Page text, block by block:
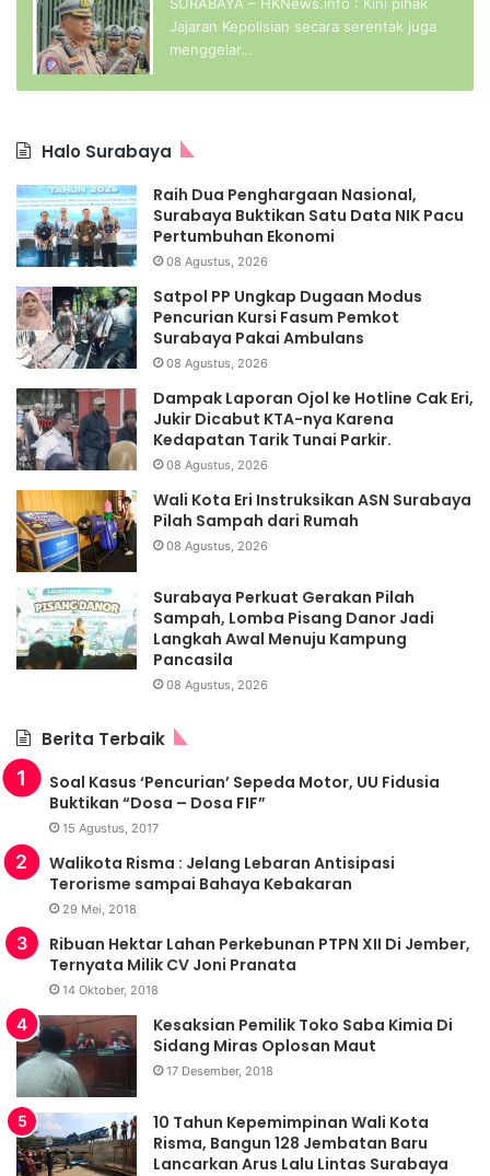
Jajaran Kepolisian secara serentak juga
menggelar…
Halo Surabaya
Raih Dua Penghargaan Nasional,
Surabaya Buktikan Satu Data NIK Pacu
Pertumbuhan Ekonomi
08 Agustus, 2026
Satpol PP Ungkap Dugaan Modus
Pencurian Kursi Fasum Pemkot
Surabaya Pakai Ambulans
08 Agustus, 2026
Dampak Laporan Ojol ke Hotline Cak Eri,
Jukir Dicabut KTA-nya Karena
Kedapatan Tarik Tunai Parkir.
08 Agustus, 2026
Wali Kota Eri Instruksikan ASN Surabaya
Pilah Sampah dari Rumah
08 Agustus, 2026
Surabaya Perkuat Gerakan Pilah
Sampah, Lomba Pisang Danor Jadi
Langkah Awal Menuju Kampung
Pancasila
08 Agustus, 2026
Berita Terbaik
Soal Kasus ‘Pencurian’ Sepeda Motor, UU Fidusia
Buktikan “Dosa – Dosa FIF”
15 Agustus, 2017
Walikota Risma : Jelang Lebaran Antisipasi
Terorisme sampai Bahaya Kebakaran
29 Mei, 2018
Ribuan Hektar Lahan Perkebunan PTPN XII Di Jember,
Ternyata Milik CV Joni Pranata
14 Oktober, 2018
Kesaksian Pemilik Toko Saba Kimia Di
Sidang Miras Oplosan Maut
17 Desember, 2018
10 Tahun Kepemimpinan Wali Kota
Risma, Bangun 128 Jembatan Baru
Lancarkan Arus Lalu Lintas Surabaya